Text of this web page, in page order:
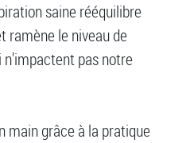
saine rééquilibre
ramène le niveau de
pas notre
main grâce à la pratique